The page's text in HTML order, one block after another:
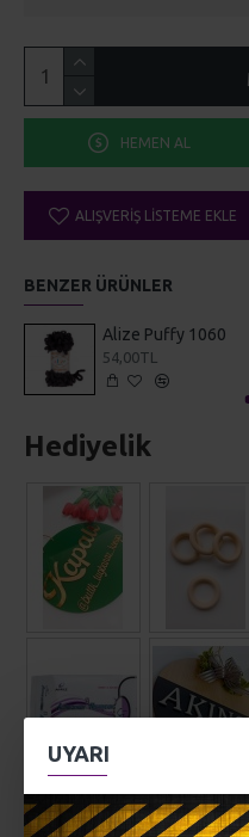
UYARI
HEMEN AL
ALIŞVERIŞ LISTEME EKLE
BENZER ÜRÜNLER
Alize Puffy 1060
54,00TL
Hediyelik
AÇIKLAMA